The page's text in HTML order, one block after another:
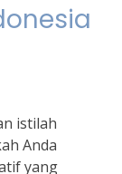
istilah
Anda
yang